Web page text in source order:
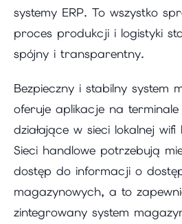
systemy ERP. To wszystko
proces produkcji i logistyki
spójny i transparentny.
Bezpieczny i stabilny system
oferuje aplikacje na
działające w sieci lokalnej
Sieci handlowe potrzebują
dostęp do informacji o
magazynowych, a to
zintegrowany system